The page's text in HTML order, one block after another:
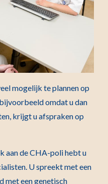
mogelijk te plannen op
omdat u dan
krijgt u afspraken op
aan de CHA-poli hebt u
U spreekt met een
met een genetisch